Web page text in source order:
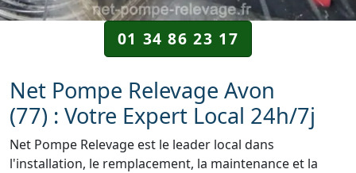
01 34 86 23 17
Net Pompe Relevage Avon
(77) : Votre Expert Local 24h/7j
Net Pompe Relevage est le leader local dans
l'installation, le remplacement, la maintenance et la